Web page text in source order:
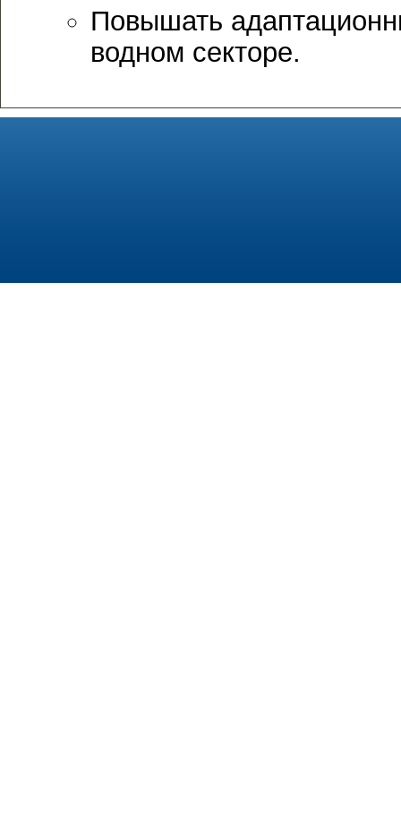
Повышать
водном секторе.